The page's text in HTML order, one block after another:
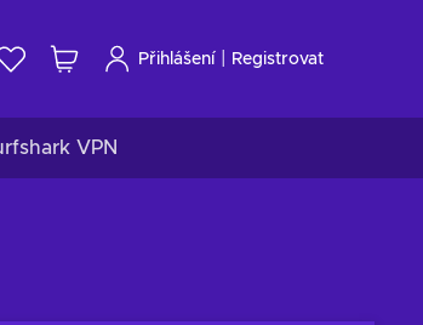
Přihlášení| Registrovat
VPN